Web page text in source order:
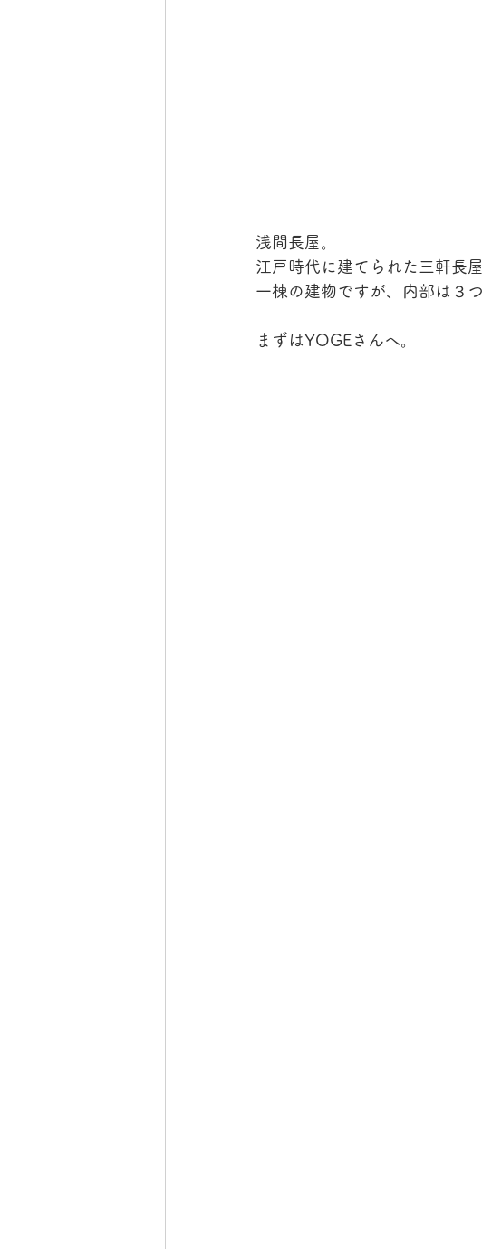
浅間長屋。
江戸時代に建てられた三軒長屋
一棟の建物ですが、内部は３
まずはYOGEさんへ。